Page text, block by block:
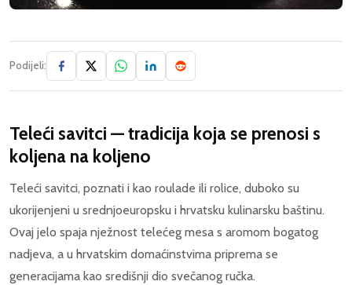
Podijeli:
Teleći savitci — tradicija koja se prenosi s
koljena na koljeno
Teleći savitci, poznati i kao roulade ili rolice, duboko su
ukorijenjeni u srednjoeuropsku i hrvatsku kulinarsku baštinu.
Ovaj jelo spaja nježnost telećeg mesa s aromom bogatog
nadjeva, a u hrvatskim domaćinstvima priprema se
generacijama kao središnji dio svečanog ručka.